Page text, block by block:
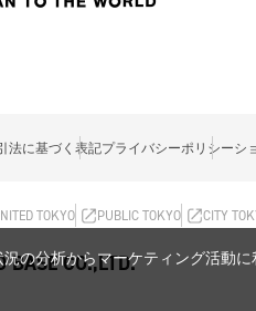
法に基づく表記プライバシーポリシーシ
TOKYO PUBLIC TOKYO CITY
CO.,LTD.
の分析からマーケティング活動